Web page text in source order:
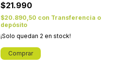
$21.990
$20.890,50 con Transferencia o
depósito
¡Solo quedan 2 en stock!
Comprar